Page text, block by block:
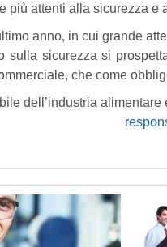
più attenti alla sicurezza
anno, in cui grande
sulla sicurezza si
che come
dell’industria